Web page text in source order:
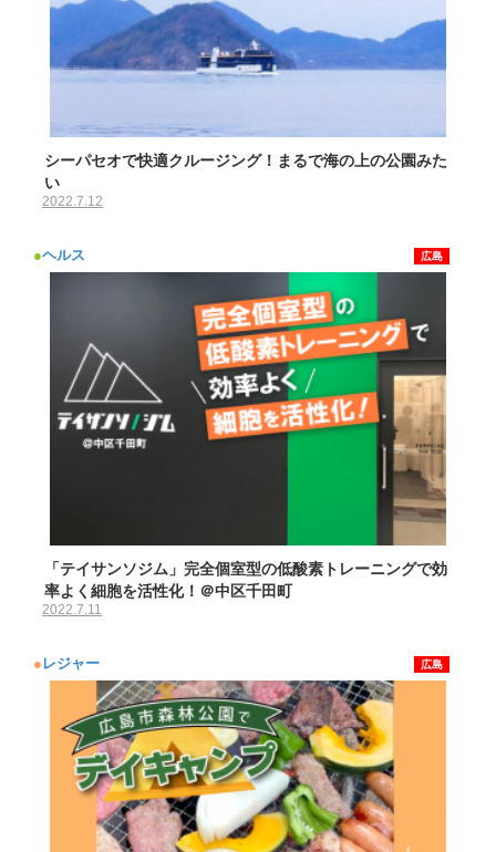
シーパセオで快適クルージング！まるで海の上の公園みた
い
2022.7.12
●ヘルス 広島
「テイサンソジム」完全個室型の低酸素トレーニングで効
率よく細胞を活性化！＠中区千田町
2022.7.11
● レジャー 広島